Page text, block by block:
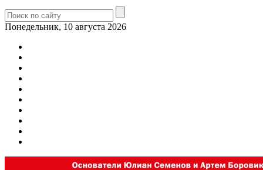
Понедельник, 10 августа 2026